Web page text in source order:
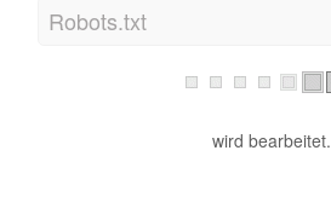
Robots.txt
wird